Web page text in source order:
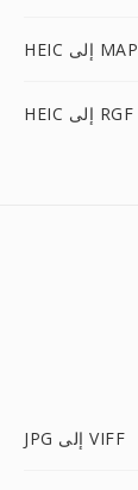
HEIC إلى MAP
HEIC إلى RGF
JPG إلى VIFF